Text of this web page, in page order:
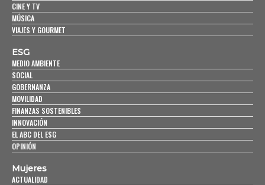
CINE Y TV
MÚSICA
VIAJES Y GOURMET
ESG
MEDIO AMBIENTE
SOCIAL
GOBERNANZA
MOVILIDAD
FINANZAS SOSTENIBLES
INNOVACIÓN
EL ABC DEL ESG
OPINIÓN
Mujeres
ACTUALIDAD